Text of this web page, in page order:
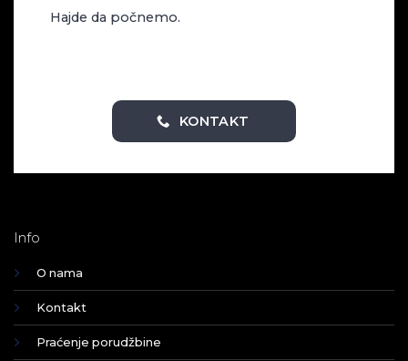
Hajde da počnemo.
KONTAKT
Info
O nama
Kontakt
Praćenje porudžbine